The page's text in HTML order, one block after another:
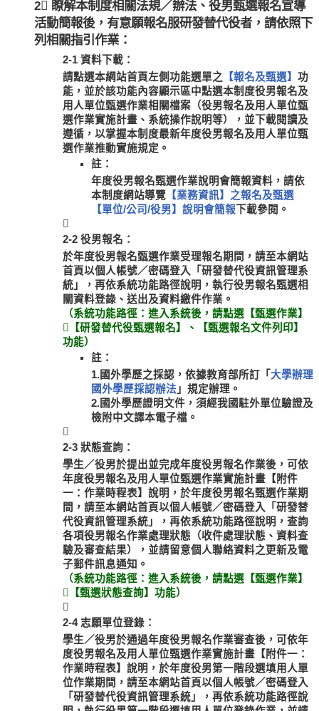
2 瞭解本制度相關法規／辦法、役男甄選報名宣導
活動簡報後，有意願報名服研發替代役者，請依照下
列相關指引作業：
2-1 資料下載：
請點選本網站首頁左側功能選單之
【報名及甄選】 功
能，並於該功能內容顯示區中點選本制度役男報名及
用人單位甄選作業相關檔案（役男報名及用人單位甄
選作業實施計畫、系統操作說明等），並下載閱讀及
遵循，以掌握本制度最新年度役男報名及用人單位甄
選作業推動實施規定。
註：
年度役男報名甄選作業說明會簡報資料，請依
本制度網站導覽 【業務資訊】之報名及甄選
【單位/公司/役男】說明會簡報 下載參閱。

2-2 役男報名：
於年度役男報名甄選作業受理報名期間，請至本網站
首頁以個人帳號／密碼登入「研發替代役資訊管理系
統」，再依系統功能路徑說明，執行役男報名甄選相
關資料登錄、送出及資料繳件作業。
（系統功能路徑：進入系統後，請點選【甄選作業】
【研發替代役甄選報名】、【甄選報名文件列印】
功能）
註：
1.國外學歷之採認，依據教育部所訂「 大學辦理
國外學歷採認辦法 」規定辦理。
2.國外學歷證明文件，須經我國駐外單位驗證及
檢附中文譯本電子檔。

2-3 狀態查詢：
學生／役男於提出並完成年度役男報名作業後，可依
年度役男報名及用人單位甄選作業實施計畫【附件
一：作業時程表】說明，於年度役男報名甄選作業期
間，請至本網站首頁以個人帳號／密碼登入「研發替
代役資訊管理系統」，再依系統功能路徑說明，查詢
各項役男報名作業處理狀態（收件處理狀態、資料查
驗及審查結果），並請留意個人聯絡資料之更新及電
子郵件訊息通知。
（系統功能路徑：進入系統後，請點選【甄選作業】
【甄選狀態查詢】功能）

2-4 志願單位登錄：
學生／役男於通過年度役男報名作業審查後，可依年
度役男報名及用人單位甄選作業實施計畫【附件一：
作業時程表】說明，於年度役男第一階段選填用人單
位作業期間，請至本網站首頁以個人帳號／密碼登入
「研發替代役資訊管理系統」，再依系統功能路徑說